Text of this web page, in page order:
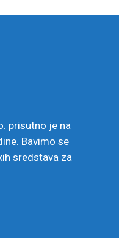
prisutno je na
Bavimo se
sredstava za